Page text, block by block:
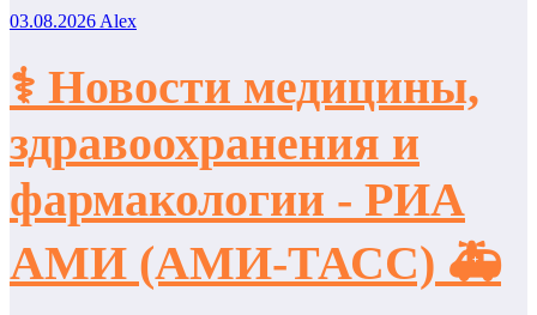
03.08.2026 Alex
⚕️ Новости медицины,
здравоохранения и
фармакологии - РИА
АМИ (АМИ-ТАСС) 🚑